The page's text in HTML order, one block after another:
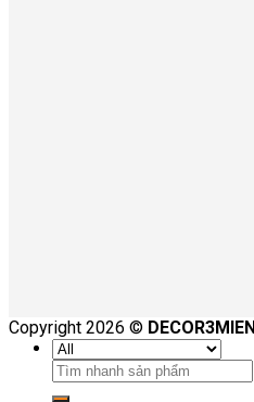
Copyright 2026 © DECOR3MIEN
Tìm